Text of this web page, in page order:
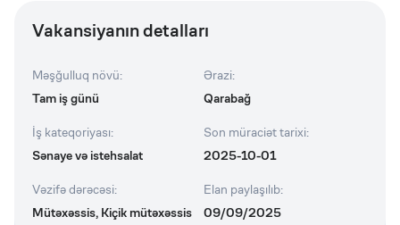
Vakansiyanın detalları
Məşğulluq növü:
Tam iş günü
Ərazi:
Qarabağ
İş kateqoriyası:
Sənaye və istehsalat
Son müraciət tarixi:
2025-10-01
Vəzifə dərəcəsi:
Mütəxəssis, Kiçik mütəxəssis
Elan paylaşılıb:
09/09/2025